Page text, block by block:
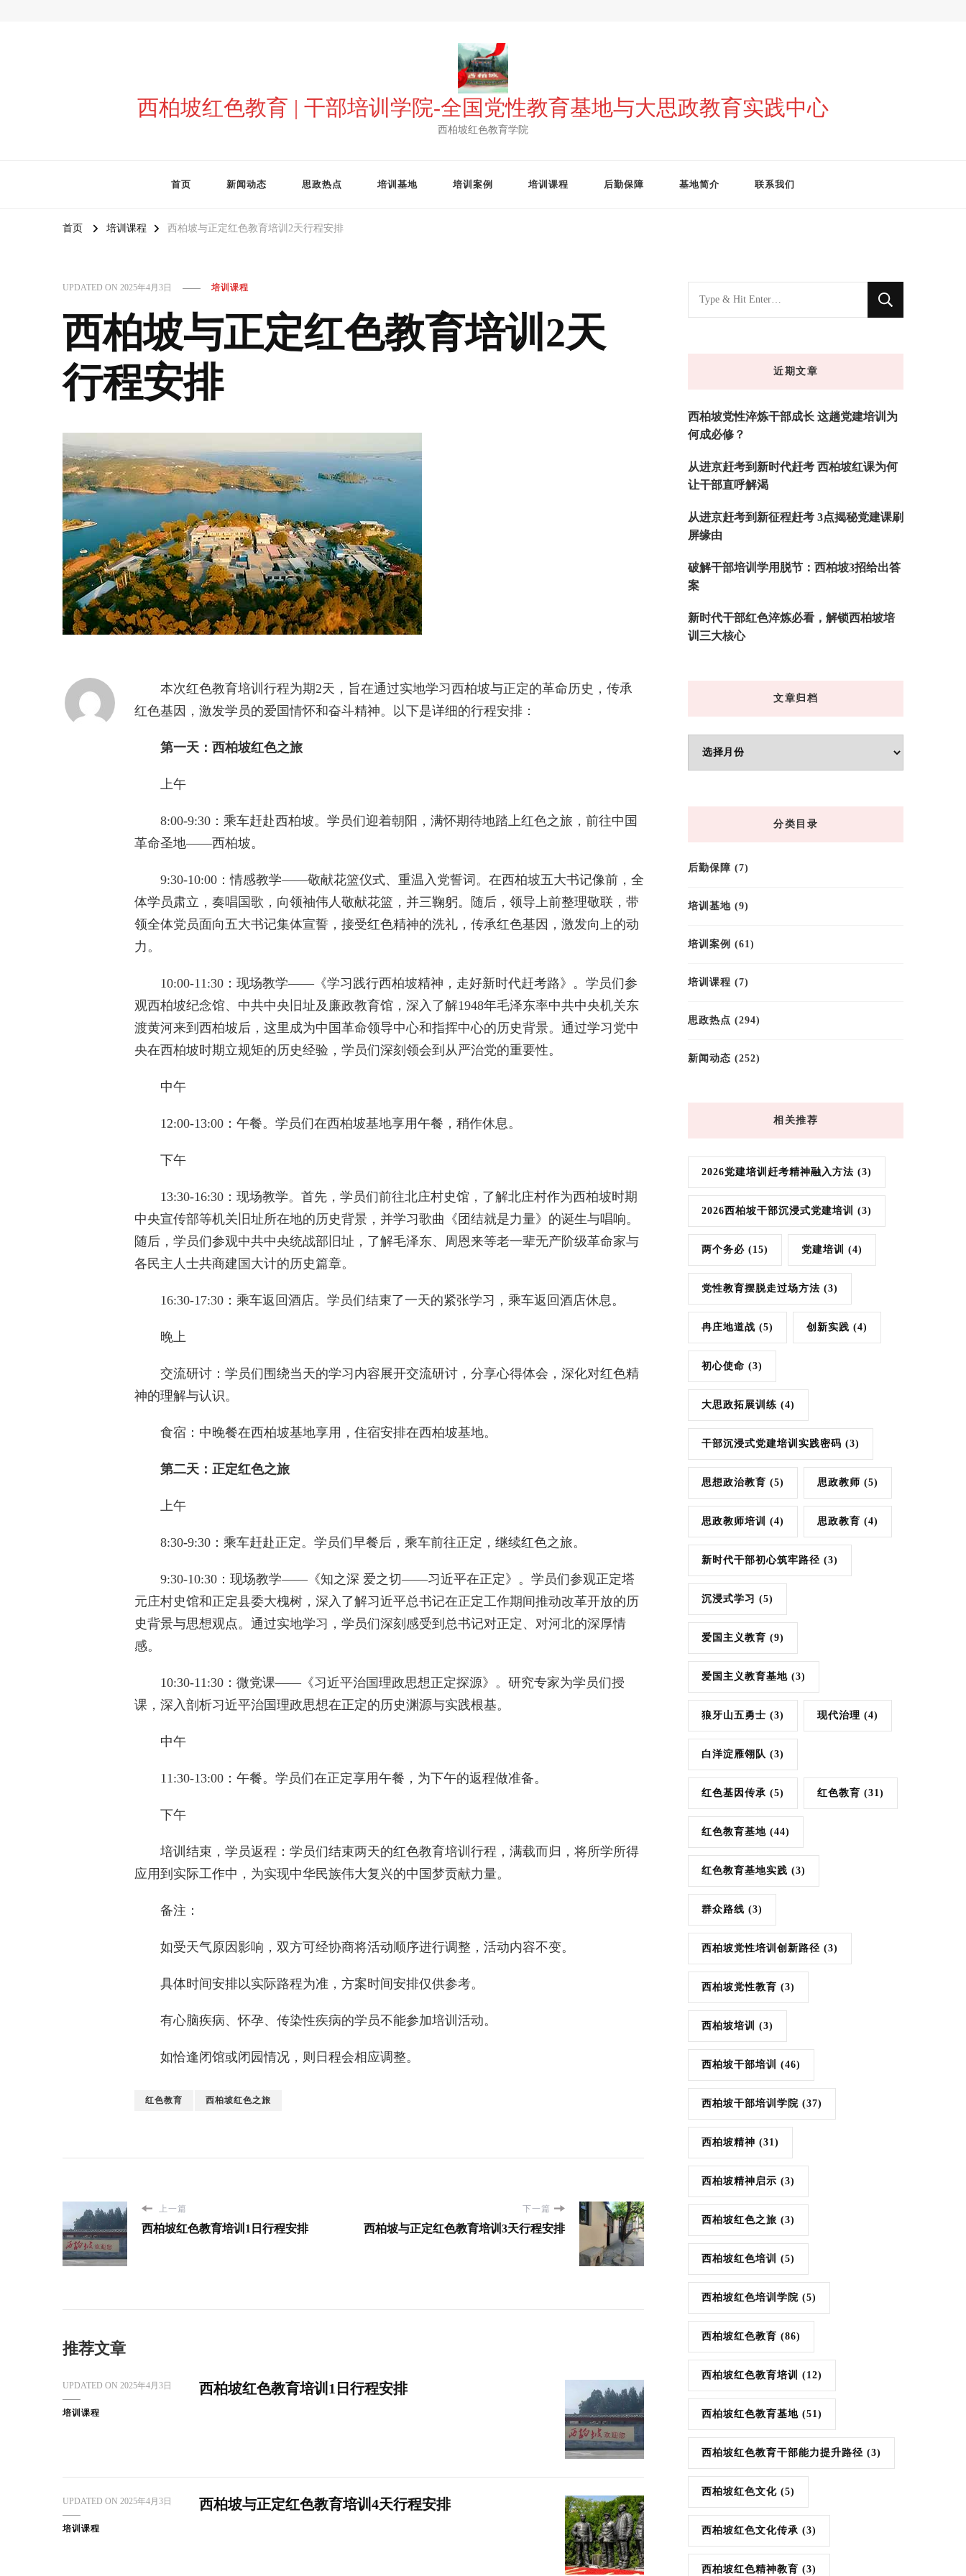
西柏坡红色教育 | 干部培训学院-全国党性教育基地与大思政教育实践中心
西柏坡红色教育学院
首页 新闻动态 思政热点 培训基地 培训案例 培训课程 后勤保障 基地简介 联系我们
首页 培训课程 西柏坡与正定红色教育培训2天行程安排
UPDATED ON 2025年4月3日 培训课程
西柏坡与正定红色教育培训2天
行程安排
本次红色教育培训行程为期2天，旨在通过实地学习西柏坡与正定的革命历史，传承
红色基因，激发学员的爱国情怀和奋斗精神。以下是详细的行程安排：
第一天：西柏坡红色之旅
‌上午‌
‌8:00-9:30‌：乘车赶赴西柏坡。学员们迎着朝阳，满怀期待地踏上红色之旅，前往中国
革命圣地——西柏坡。
‌9:30-10:00‌：情感教学——敬献花篮仪式、重温入党誓词。在西柏坡五大书记像前，全
体学员肃立，奏唱国歌，向领袖伟人敬献花篮，并三鞠躬。随后，领导上前整理敬联，带
领全体党员面向五大书记集体宣誓，接受红色精神的洗礼，传承红色基因，激发向上的动
力。
‌10:00-11:30‌：现场教学——《学习践行西柏坡精神，走好新时代赶考路》。学员们参
观西柏坡纪念馆、中共中央旧址及廉政教育馆，深入了解1948年毛泽东率中共中央机关东
渡黄河来到西柏坡后，这里成为中国革命领导中心和指挥中心的历史背景。通过学习党中
央在西柏坡时期立规矩的历史经验，学员们深刻领会到从严治党的重要性。
‌中午‌
‌12:00-13:00‌：午餐。学员们在西柏坡基地享用午餐，稍作休息。
‌下午‌
‌13:30-16:30‌：现场教学。首先，学员们前往北庄村史馆，了解北庄村作为西柏坡时期
中央宣传部等机关旧址所在地的历史背景，并学习歌曲《团结就是力量》的诞生与唱响。
随后，学员们参观中共中央统战部旧址，了解毛泽东、周恩来等老一辈无产阶级革命家与
各民主人士共商建国大计的历史篇章。
‌16:30-17:30‌：乘车返回酒店。学员们结束了一天的紧张学习，乘车返回酒店休息。
‌晚上‌
‌交流研讨‌：学员们围绕当天的学习内容展开交流研讨，分享心得体会，深化对红色精
神的理解与认识。
‌食宿‌：中晚餐在西柏坡基地享用，住宿安排在西柏坡基地。
第二天：正定红色之旅
‌上午‌
‌8:30-9:30‌：乘车赶赴正定。学员们早餐后，乘车前往正定，继续红色之旅。
‌9:30-10:30‌：现场教学——《知之深 爱之切——习近平在正定》。学员们参观正定塔
元庄村史馆和正定县委大槐树，深入了解习近平总书记在正定工作期间推动改革开放的历
史背景与思想观点。通过实地学习，学员们深刻感受到总书记对正定、对河北的深厚情
感。
‌10:30-11:30‌：微党课——《习近平治国理政思想正定探源》。研究专家为学员们授
课，深入剖析习近平治国理政思想在正定的历史渊源与实践根基。
‌中午‌
‌11:30-13:00‌：午餐。学员们在正定享用午餐，为下午的返程做准备。
‌下午‌
‌培训结束，学员返程‌：学员们结束两天的红色教育培训行程，满载而归，将所学所得
应用到实际工作中，为实现中华民族伟大复兴的中国梦贡献力量。
‌备注‌：
如受天气原因影响，双方可经协商将活动顺序进行调整，活动内容不变。
具体时间安排以实际路程为准，方案时间安排仅供参考。
有心脑疾病、怀孕、传染性疾病的学员不能参加培训活动。
如恰逢闭馆或闭园情况，则日程会相应调整。
红色教育 西柏坡红色之旅
上一篇
西柏坡红色教育培训1日行程安排
下一篇
西柏坡与正定红色教育培训3天行程安排
推荐文章
UPDATED ON 2025年4月3日
培训课程
西柏坡红色教育培训1日行程安排
UPDATED ON 2025年4月3日
培训课程
西柏坡与正定红色教育培训4天行程安排
找
什
近期文章
西柏坡党性淬炼干部成长 这趟党建培训为
何成必修？
从进京赶考到新时代赶考 西柏坡红课为何
让干部直呼解渴
从进京赶考到新征程赶考 3点揭秘党建课刷
屏缘由
破解干部培训学用脱节：西柏坡3招给出答
案
新时代干部红色淬炼必看，解锁西柏坡培
训三大核心
文章归档
章
分类目录
后勤保障 (7)
培训基地 (9)
培训案例 (61)
培训课程 (7)
思政热点 (294)
新闻动态 (252)
相关推荐
2026党建培训赶考精神融入方法 (3)
2026西柏坡干部沉浸式党建培训 (3)
两个务必 (15) 党建培训 (4)
党性教育摆脱走过场方法 (3)
冉庄地道战 (5) 创新实践 (4)
初心使命 (3)
大思政拓展训练 (4)
干部沉浸式党建培训实践密码 (3)
思想政治教育 (5) 思政教师 (5)
思政教师培训 (4) 思政教育 (4)
新时代干部初心筑牢路径 (3)
沉浸式学习 (5)
爱国主义教育 (9)
爱国主义教育基地 (3)
狼牙山五勇士 (3) 现代治理 (4)
白洋淀雁翎队 (3)
红色基因传承 (5) 红色教育 (31)
红色教育基地 (44)
红色教育基地实践 (3)
群众路线 (3)
西柏坡党性培训创新路径 (3)
西柏坡党性教育 (3)
西柏坡培训 (3)
西柏坡干部培训 (46)
西柏坡干部培训学院 (37)
西柏坡精神 (31)
西柏坡精神启示 (3)
西柏坡红色之旅 (3)
西柏坡红色培训 (5)
西柏坡红色培训学院 (5)
西柏坡红色教育 (86)
西柏坡红色教育培训 (12)
西柏坡红色教育基地 (51)
西柏坡红色教育干部能力提升路径 (3)
西柏坡红色文化 (5)
西柏坡红色文化传承 (3)
西柏坡红色精神教育 (3)